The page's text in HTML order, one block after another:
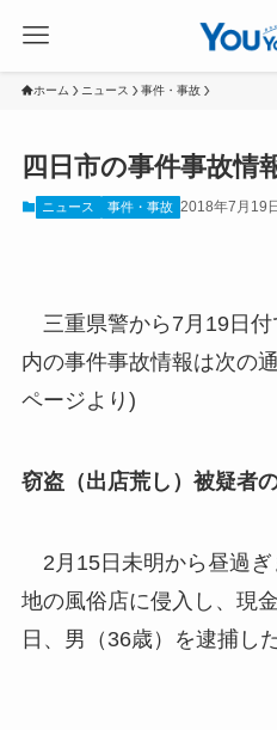
ホーム ニュース 事件・事故
四日市の事件事故情
ニュース 事件・事故 2018年7月19日
三重県警から7月19日付
内の事件事故情報は次の
ページより)
窃盗（出店荒し）被疑者
2月15日未明から昼過ぎ
地の風俗店に侵入し、現
日、男（36歳）を逮捕し